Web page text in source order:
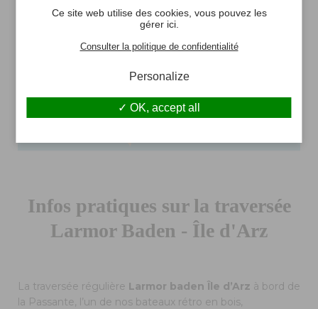
Infos pratiques sur la traversée
Larmor Baden - Île d'Arz
La traversée régulière Larmor baden Île d’Arz à bord de
la Passante, l’un de nos bateaux rétro en bois,
Ce site web utilise des cookies, vous pouvez les
gérer ici.
Consulter la politique de confidentialité
Personalize
OK, accept all